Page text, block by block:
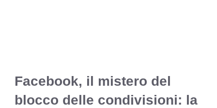
Facebook, il mistero del
blocco delle condivisioni: la